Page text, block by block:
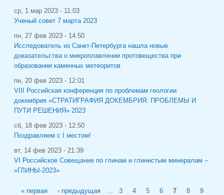
ср, 1 мар 2023 - 11:03
Ученый совет 7 марта 2023
пн, 27 фев 2023 - 14:50
Исследователь из Санкт-Петербурга нашла новые
доказательства о микроплавлении протовещества при
образовании каменных метеоритов
пн, 20 фев 2023 - 12:01
VIII Российская конференция по проблемам геологии
докембрия «СТРАТИГРАФИЯ ДОКЕМБРИЯ: ПРОБЛЕМЫ И
ПУТИ РЕШЕНИЯ» 2023
сб, 18 фев 2023 - 12:50
Поздравляем с I местом!
вт, 14 фев 2023 - 21:39
VI Российское Совещание по глинам и глинистым минералам –
«ГЛИНЫ-2023»
« первая ‹ предыдущая 3 4 5 6 7 8
9